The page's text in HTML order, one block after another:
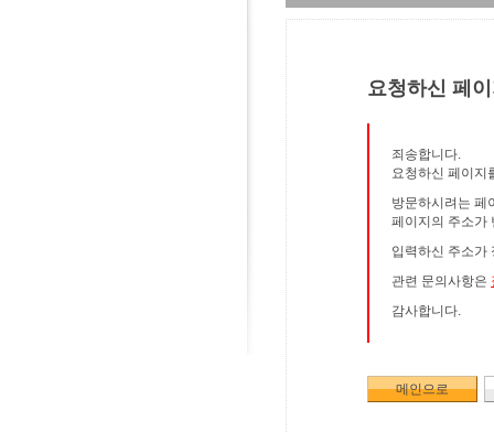
요청하신 페
죄송합니다.
요청하신 페이지
방문하시려는 페
페이지의 주소가
입력하신 주소가
관련 문의사항은
감사합니다.